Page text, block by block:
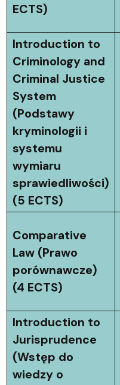
ECTS)
Introduction to
Criminology and
Criminal Justice
System
(Podstawy
kryminologii i
systemu
wymiaru
sprawiedliwości)
(5 ECTS)
Comparative
Law (Prawo
porównawcze)
(4 ECTS)
Introduction to
Jurisprudence
(Wstęp do
wiedzy o